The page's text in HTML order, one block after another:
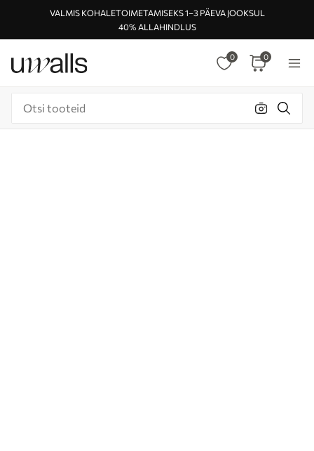
VALMIS KOHALETOIMETAMISEKS 1–3 PÄEVA JOOKSUL
40% ALLAHINDLUS
0 0